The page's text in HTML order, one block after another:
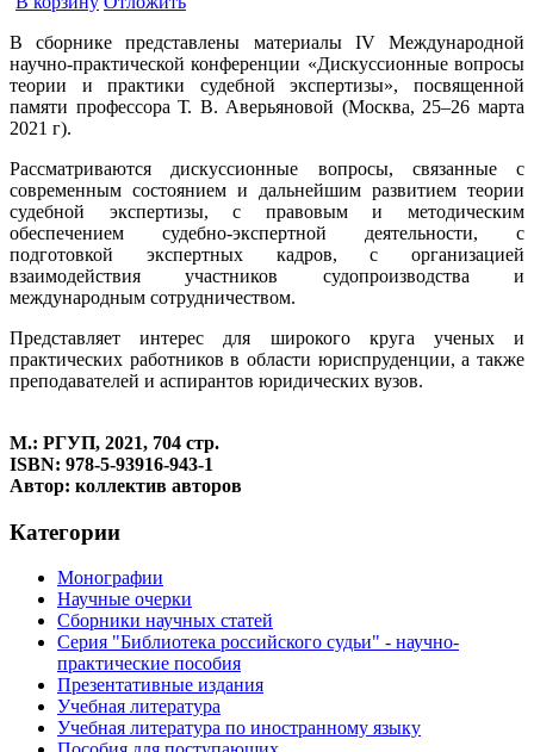
В сборнике представлены материалы IV Международной
научно-практической конференции «Дискуссионные вопросы
теории и практики судебной экспертизы», посвященной
памяти профессора Т. В. Аверьяновой (Москва, 25–26 марта
2021 г).
Рассматриваются дискуссионные вопросы, связанные с
современным состоянием и дальнейшим развитием теории
судебной экспертизы, с правовым и методическим
обеспечением судебно-экспертной деятельности, с
подготовкой экспертных кадров, с организацией
взаимодействия участников судопроизводства и
международным сотрудничеством.
Представляет интерес для широкого круга ученых и
практических работников в области юриспруденции, а также
преподавателей и аспирантов юридических вузов.
М.: РГУП, 2021, 704 стр.
ISBN: 978-5-93916-943-1
Автор: коллектив авторов
Категории
Монографии
Научные очерки
Сборники научных статей
Серия "Библиотека российского судьи" - научно-
практические пособия
Презентативные издания
Учебная литература
Учебная литература по иностранному языку